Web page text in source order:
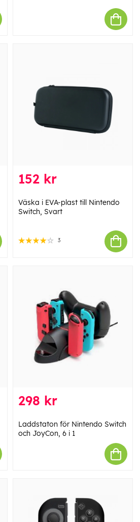
152 kr
Väska i EVA-plast till Nintendo
Switch, Svart
3
298 kr
Laddstaton för Nintendo Switch
och JoyCon, 6 i 1